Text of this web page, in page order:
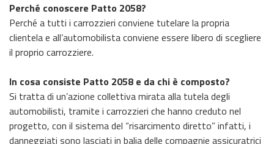
Perché conoscere Patto 2058?
Perché a tutti i carrozzieri conviene tutelare la propria
clientela e all’automobilista conviene essere libero di scegliere
il proprio carrozziere.
In cosa consiste Patto 2058 e da chi è composto?
Si tratta di un’azione collettiva mirata alla tutela degli
automobilisti, tramite i carrozzieri che hanno creduto nel
progetto, con il sistema del “risarcimento diretto” infatti, i
danneggiati sono lasciati in balia delle compagnie assicuratrici